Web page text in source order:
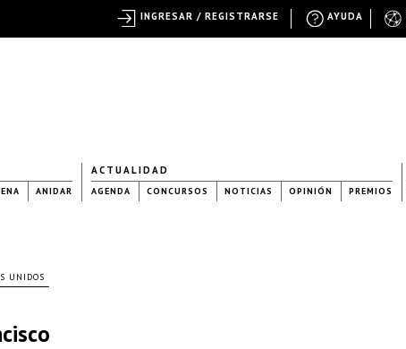
ANIDAR
ACTUALIDAD
AGENDA CONCURSOS NOTICIAS OPINIÓN PREMIOS
UNIDOS
AYUDA
INGRESAR / REGISTRARSE